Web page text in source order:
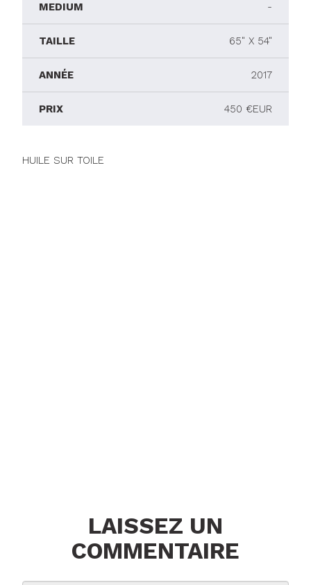
MEDIUM -
TAILLE 65" X 54"
ANNÉE 2017
PRIX 450 €EUR
HUILE SUR TOILE
LAISSEZ UN
COMMENTAIRE